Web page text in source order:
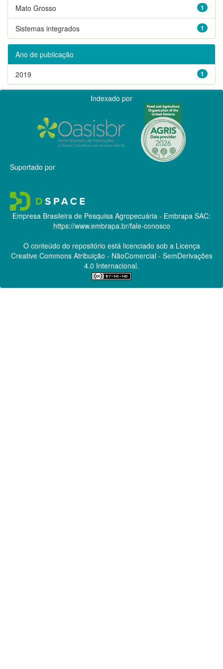
1
Mato Grosso
1
Sistemas integrados
Ano de publicação
1
2019
Indexado por
Suportado por
Empresa Brasileira de Pesquisa Agropecuária - Embrapa SAC:
https://www.embrapa.br/fale-conosco
O conteúdo do repositório está licenciado sob a Licença
Creative CommonsAtribuição - NãoComercial - SemDerivações
4.0 Internacional.